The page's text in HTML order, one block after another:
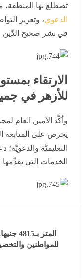
تضطلع بها المنطقة،
الدعوي، وتعزيز
في نشر صحيح الدِّين
الارتقاء
للأزهر في
وأكَّد الأمين العام
يحرص على المتابعة
التعليميَّة والدعويَّة؛
الخدمات التي
المتر
للمواطنين